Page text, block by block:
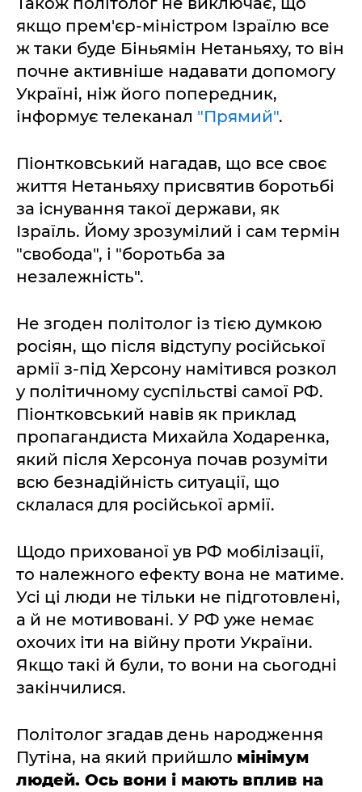
якщо прем'єр-міністром Ізраїлю все
ж таки буде Біньямін Нетаньяху, то він
почне активніше надавати допомогу
Україні, ніж його попередник,
інформує телеканал "Прямий".
Піонтковський нагадав, що все своє
життя Нетаньяху присвятив боротьбі
за існування такої держави, як
Ізраїль. Йому зрозумілий і сам термін
"свобода", і "боротьба за
незалежність".
Не згоден політолог із тією думкою
росіян, що після відступу російської
армії з-під Херсону намітився розкол
у політичному суспільстві самої РФ.
Піонтковський навів як приклад
пропагандиста Михайла Ходаренка,
який після Херсонуа почав розуміти
всю безнадійність ситуації, що
склалася для російської армії.
Щодо прихованої ув РФ мобілізації,
то належного ефекту вона не матиме.
Усі ці люди не тільки не підготовлені,
а й не мотивовані. У РФ уже немає
охочих іти на війну проти України.
Якщо такі й були, то вони на сьогодні
закінчилися.
Політолог згадав день народження
Путіна, на який прийшло мінімум
людей. Ось вони і мають вплив на